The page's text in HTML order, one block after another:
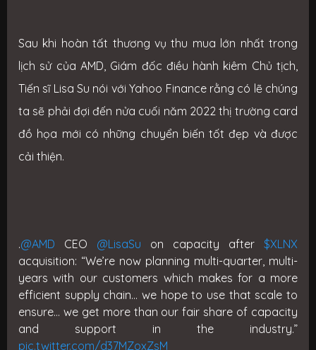
Sau khi hoàn tất thương vụ thu mua lớn nhất trong
lịch sử của AMD, Giám đốc điều hành kiêm Chủ tịch,
Tiến sĩ Lisa Su nói với Yahoo Finance rằng có lẽ chúng
ta sẽ phải đợi đến nửa cuối năm 2022 thị trường card
đồ họa mới có những chuyển biến tốt đẹp và được
cải thiện.
.@AMD CEO @LisaSu on capacity after $XLNX
acquisition: “We’re now planning multi-quarter, multi-
years with our customers which makes for a more
efficient supply chain… we hope to use that scale to
ensure… we get more than our fair share of capacity
and support in the industry.”
pic.twitter.com/d37MZoxZsM